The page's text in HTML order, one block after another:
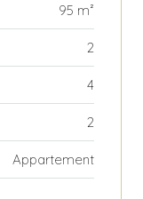
95 m²
2
4
2
Appartement